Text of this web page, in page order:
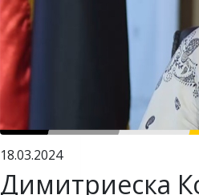
18.03.2024
Димитриеска